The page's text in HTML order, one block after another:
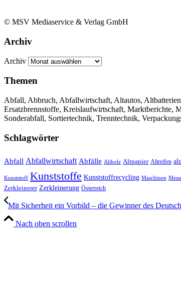
© MSV Mediaservice & Verlag GmbH
Archiv
Archiv
Themen
Abfall, Abbruch, Abfallwirtschaft, Altautos,
Ersatzbrennstoffe, Kreislaufwirtschaft, Marktberichte,
Sonderabfall, Sortiertechnik, Trenntechnik,
Schlagwörter
Abfall Abfallwirtschaft Abfälle Altholz Altpapier Altreifen
Kunststoff Kunststoffe Kunststoffrecycling Maschinen
Zerkleinerer Zerkleinerung Österreich
Mit Sicherheit ein Vorbild – die Gewinner des
Nach oben scrollen